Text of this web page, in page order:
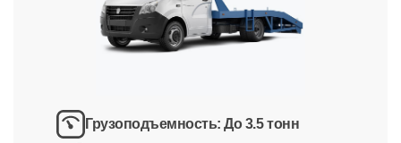
Грузоподъемность:До 3.5 тонн